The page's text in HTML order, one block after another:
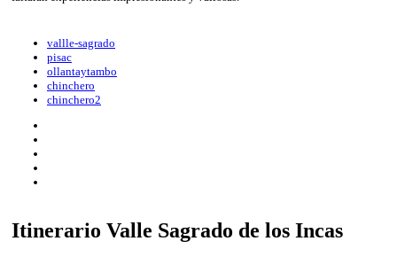
vallle-sagrado
pisac
ollantaytambo
chinchero
chinchero2
Itinerario Valle Sagrado de los Incas